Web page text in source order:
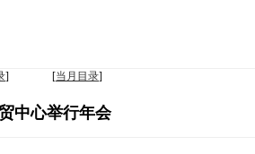
] [当月目录]
中心举行年会